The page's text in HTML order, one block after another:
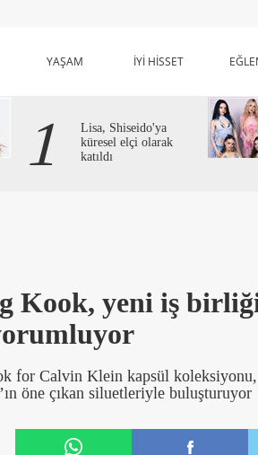
YAŞAM İYİ HİSSET
1
Lisa, Shiseido'ya
küresel elçi olarak
katıldı
Kook, yeni iş
for Calvin Klein kapsül
öne çıkan siluetleriyle buluşturuyor